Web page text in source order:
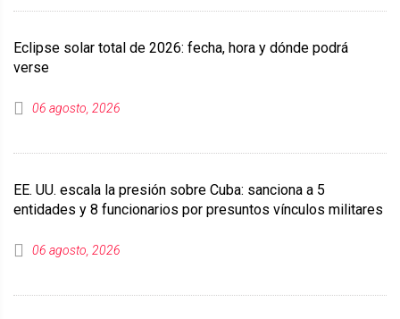
Eclipse solar total de 2026: fecha, hora y dónde podrá
verse
06 agosto, 2026
EE. UU. escala la presión sobre Cuba: sanciona a 5
entidades y 8 funcionarios por presuntos vínculos militares
06 agosto, 2026